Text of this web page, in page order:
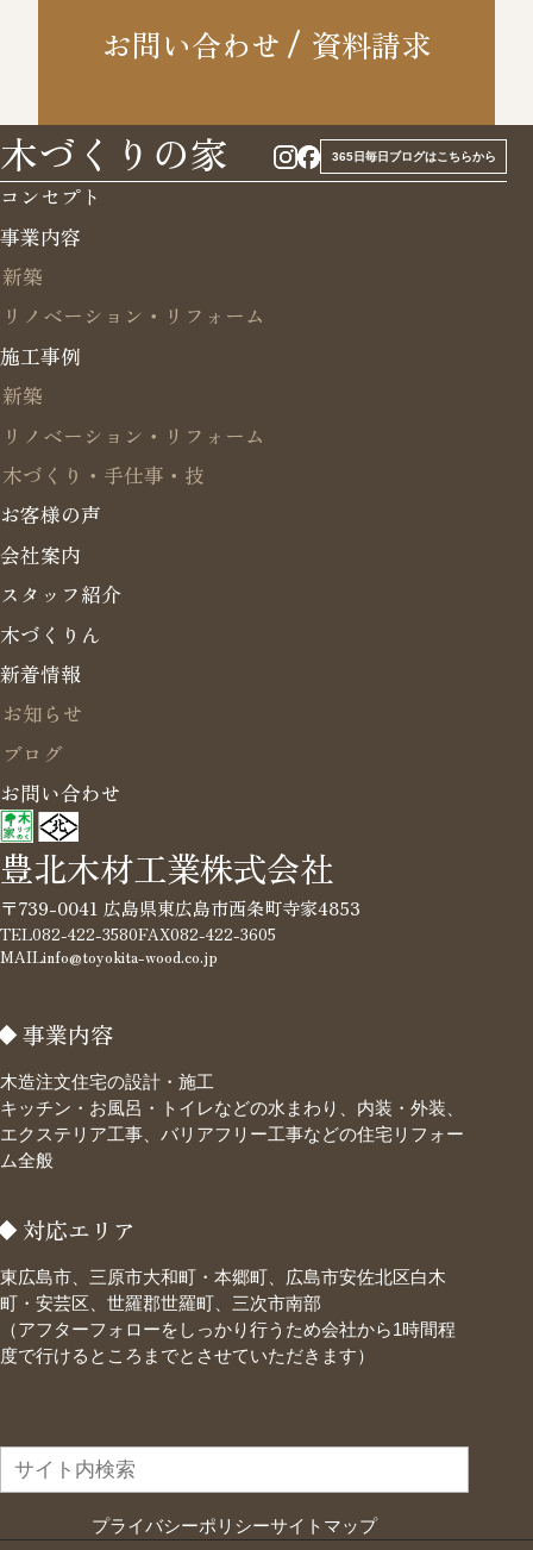
お問い合わせ 資料請求
木づくりの家 365日毎日ブログはこちらから
コンセプト
事業内容
新築
リノベーション・リフォーム
施工事例
新築
リノベーション・リフォーム
木づくり・手仕事・技
お客様の声
会社案内
スタッフ紹介
木づくりん
新着情報
お知らせ
ブログ
お問い合わせ
豊北木材工業株式会社
〒739-0041 広島県東広島市西条町寺家4853
TEL082-422-3580FAX082-422-3605
MAILinfo@toyokita-wood.co.jp
事業内容
木造注文住宅の設計・施工
キッチン・お風呂・トイレなどの水まわり、内装・外装、
エクステリア工事、バリアフリー工事などの住宅リフォー
ム全般
対応エリア
東広島市、三原市大和町・本郷町、広島市安佐北区白木
町・安芸区、世羅郡世羅町、三次市南部
（アフターフォローをしっかり行うため会社から1時間程
度で行けるところまでとさせていただきます）
プライバシーポリシーサイトマップ